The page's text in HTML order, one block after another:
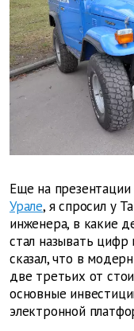
Еще на презентации
Урале, я спросил у
инженера, в какие
стал называть цифр
сказал, что в
две третьих от
основные
электронной